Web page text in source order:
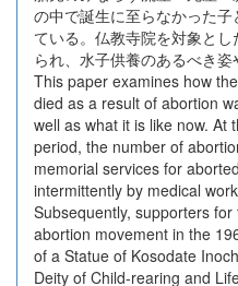
の中で誕生に至らなかった
ている。仏教寺院を対象と
られ、水子供養のあるべき姿
This paper examines how
died as a result of abortion
well as what it is like now. At
period, the number of
memorial services for
intermittently by medical
Subsequently, supporters
abortion movement in the
of a Statue of Kosodate
Deity of Child-rearing and